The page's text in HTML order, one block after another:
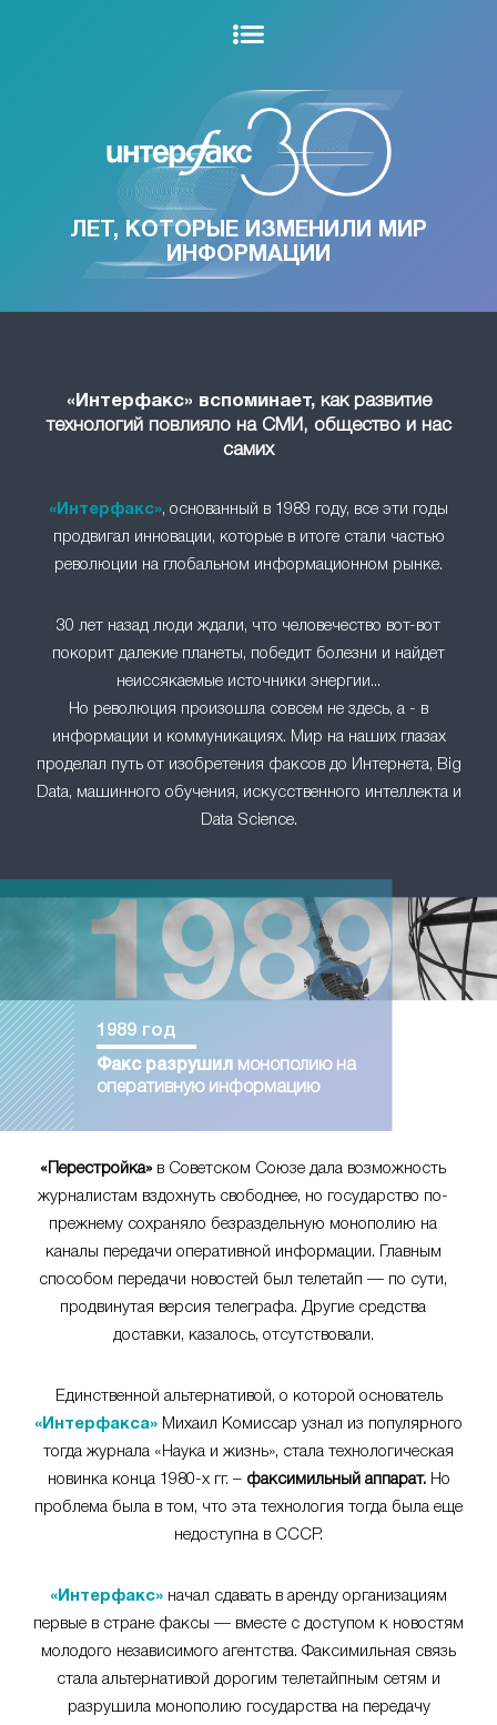
ЛЕТ, КОТОРЫЕ ИЗМЕНИЛИ МИР
ИНФОРМАЦИИ
«Интерфакс» вспоминает,как развитие
технологий повлияло на СМИ, общество и нас
самих
«Интерфакс», основанный в 1989 году, все эти годы
продвигал инновации, которые в итоге стали частью
революции на глобальном информационном рынке.
30 лет назад люди ждали, что человечество вот-вот
покорит далекие планеты, победит болезни и найдет
неиссякаемые источники энергии...
Но революция произошла совсем не здесь, а - в
информации и коммуникациях. Мир на наших глазах
проделал путь от изобретения факсов до Интернета, Big
Data, машинного обучения, искусственного интеллекта и
Data Science.
1989 год
Факс разрушил
монополию на
оперативную информацию
«Перестройка»в Советском Союзе дала возможность
журналистам вздохнуть свободнее, но государство по-
прежнему сохраняло безраздельную монополию на
каналы передачи оперативной информации. Главным
способом передачи новостей был телетайп — по сути,
продвинутая версия телеграфа. Другие средства
доставки, казалось, отсутствовали.
Единственной альтернативой, о которой основатель
«Интерфакса» Михаил Комиссар узнал из популярного
тогда журнала «Наука и жизнь», стала технологическая
новинка конца 1980-х гг. – факсимильный аппарат.Но
проблема была в том, что эта технология тогда была еще
недоступна в СССР.
«Интерфакс» начал сдавать в аренду организациям
первые в стране факсы — вместе с доступом к новостям
молодого независимого агентства. Факсимильная связь
стала альтернативой дорогим телетайпным сетям и
разрушила монополию государства на передачу